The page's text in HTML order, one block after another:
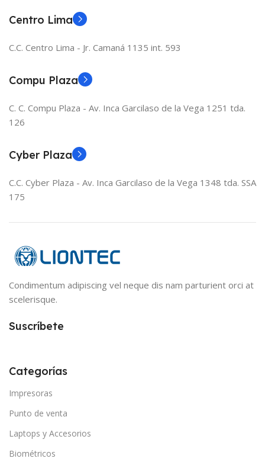
Centro Lima
C.C. Centro Lima - Jr. Camaná 1135 int. 593
Compu Plaza
C. C. Compu Plaza - Av. Inca Garcilaso de la Vega 1251 tda.
126
Cyber Plaza
C.C. Cyber Plaza - Av. Inca Garcilaso de la Vega 1348 tda. SSA
175
Condimentum adipiscing vel neque dis nam parturient orci at
scelerisque.
Suscríbete
Categorías
Impresoras
Punto de venta
Laptops y Accesorios
Biométricos